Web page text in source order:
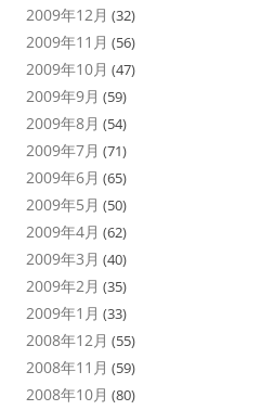
2009年12月 (32)
2009年11月 (56)
2009年10月 (47)
2009年9月 (59)
2009年8月 (54)
2009年7月 (71)
2009年6月 (65)
2009年5月 (50)
2009年4月 (62)
2009年3月 (40)
2009年2月 (35)
2009年1月 (33)
2008年12月 (55)
2008年11月 (59)
2008年10月 (80)